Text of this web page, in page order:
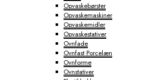
Opvaskebørster
Opvaskemaskiner
Opvaskemidler
Opvaskestativer
Ovnfade
Ovnfast Porcelæn
Ovnforme
Ovnstativer